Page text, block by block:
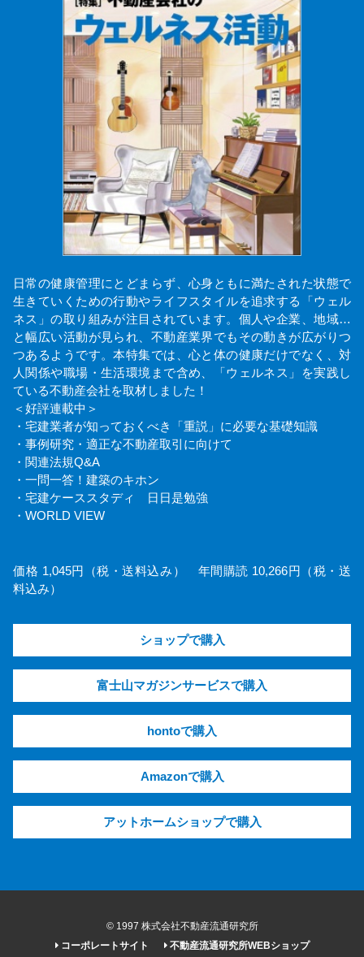
日常の健康管理にとどまらず、心身ともに満たされた状態で
生きていくための行動やライフスタイルを追求する「ウェル
ネス」の取り組みが注目されています。個人や企業、地域…
と幅広い活動が見られ、不動産業界でもその動きが広がりつ
つあるようです。本特集では、心と体の健康だけでなく、対
人関係や職場・生活環境まで含め、「ウェルネス」を実践し
ている不動産会社を取材しました！
＜好評連載中＞
・宅建業者が知っておくべき「重説」に必要な基礎知識
・事例研究・適正な不動産取引に向けて
・関連法規Q&A
・一問一答！建築のキホン
・宅建ケーススタディ 日日是勉強
・WORLD VIEW
価格 1,045円（税・送料込み） 年間購読 10,266円（税・送
料込み）
ショップで購入
富士山マガジンサービスで購入
hontoで購入
Amazonで購入
アットホームショップで購入
© 1997 株式会社不動産流通研究所
コーポレートサイト
不動産流通研究所WEBショップ